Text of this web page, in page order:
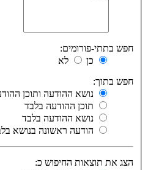
חפש בתתי-פורומים:
כן
לא
חפש בתוך:
נושא ההודעה ותוכן
תוכן ההודעה בלבד
נושא ההודעה בלבד
הודעה ראשונה בנושא
הצג את תוצאות החיפוש כ: